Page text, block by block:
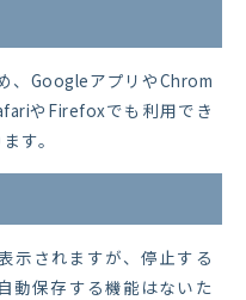
、GoogleアプリやChrom
やFirefoxでも利用でき
す。
示されますが、停止する
動保存する機能はないた